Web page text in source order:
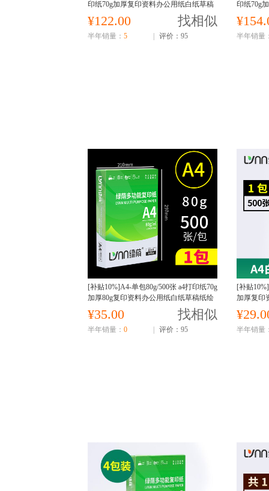
印纸70g加厚复印资料办公用纸白纸草稿
纸绘画纸打印机纸批发整箱
¥122.00 找相似
半年销量： 5 评价：95
印纸70g
稿纸绘画
半年销量
[补贴10%]A4-单包80g/500张 a4打印纸70g
加厚80g复印资料办公用纸白纸草稿纸绘
画纸打印机纸批发整箱
¥35.00 找相似
半年销量： 0 评价：95
[补贴
加厚复印
打印机纸
半年销量